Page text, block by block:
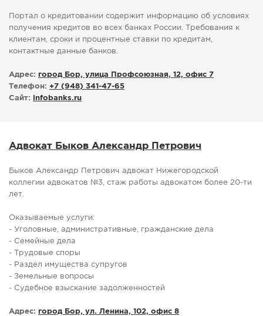
Портал о кредитовании содержит информацию об условиях
получения кредитов во всех банках России. Требования к
клиентам, сроки и процентные ставки по кредитам,
контактные данные банков.
Адрес: город Бор, улица Профсоюзная, 12, офис 7
Телефон: +7 (948) 341-47-65
Сайт: infobanks.ru
Адвокат Быков Александр Петрович
Быков Александр Петрович адвокат Нижегородской
коллегии адвокатов №3, стаж работы адвокатом более 20-ти
лет.
Оказываемые услуги:
- Уголовные, административные, гражданские дела
- Семейные дела
- Трудовые споры
- Раздел имущества супругов
- Земельные вопросы
- Судебное взыскание задолженностей
Адрес: город Бор, ул. Ленина, 102, офис 8